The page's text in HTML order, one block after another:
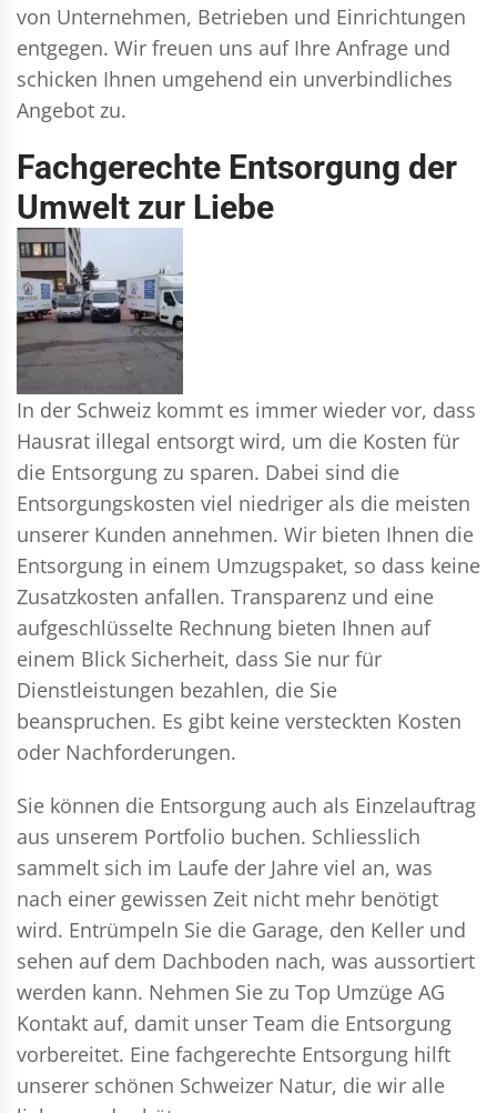
von Unternehmen, Betrieben und Einrichtungen
entgegen. Wir freuen uns auf Ihre Anfrage und
schicken Ihnen umgehend ein unverbindliches
Angebot zu.
Fachgerechte Entsorgung der
Umwelt zur Liebe
In der Schweiz kommt es immer wieder vor, dass
Hausrat illegal entsorgt wird, um die Kosten für
die Entsorgung zu sparen. Dabei sind die
Entsorgungskosten viel niedriger als die meisten
unserer Kunden annehmen. Wir bieten Ihnen die
Entsorgung in einem Umzugspaket, so dass keine
Zusatzkosten anfallen. Transparenz und eine
aufgeschlüsselte Rechnung bieten Ihnen auf
einem Blick Sicherheit, dass Sie nur für
Dienstleistungen bezahlen, die Sie
beanspruchen. Es gibt keine versteckten Kosten
oder Nachforderungen.
Sie können die Entsorgung auch als Einzelauftrag
aus unserem Portfolio buchen. Schliesslich
sammelt sich im Laufe der Jahre viel an, was
nach einer gewissen Zeit nicht mehr benötigt
wird. Entrümpeln Sie die Garage, den Keller und
sehen auf dem Dachboden nach, was aussortiert
werden kann. Nehmen Sie zu Top Umzüge AG
Kontakt auf, damit unser Team die Entsorgung
vorbereitet. Eine fachgerechte Entsorgung hilft
unserer schönen Schweizer Natur, die wir alle